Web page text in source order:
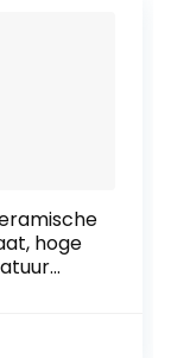
hoge
100